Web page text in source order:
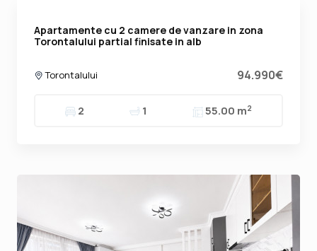
Apartamente cu 2 camere de vanzare in zona
Torontalului partial finisate in alb
Torontalului 94.990€
2 1 55.00 m2